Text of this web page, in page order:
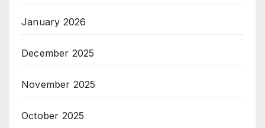
January 2026
December 2025
November 2025
October 2025